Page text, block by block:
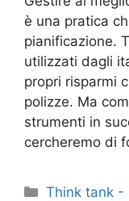
è una pratica
pianificazione.
utilizzati dagli
propri risparmi
polizze. Ma
strumenti in
cercheremo di
Categorie
Think tank -